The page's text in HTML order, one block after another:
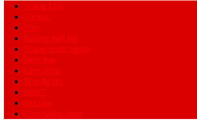
Trang Chủ
Tin tức
Thơ
Gương mặt HV
Trang nước ngoài
Sách hay
Cảm nhận
Thơ dự thi
VHNT
Lý Luận
Thơ Haiku chọn